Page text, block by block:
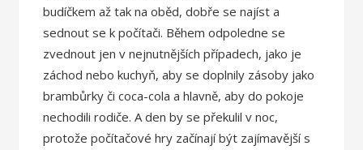
budíčkem až tak na oběd, dobře se najíst a
sednout se k počítači. Během odpoledne se
zvednout jen v nejnutnějších případech, jako je
záchod nebo kuchyň, aby se doplnily zásoby jako
brambůrky či coca-cola a hlavně, aby do pokoje
nechodili rodiče. A den by se překulil v noc,
protože počítačové hry začínají být zajímavější s